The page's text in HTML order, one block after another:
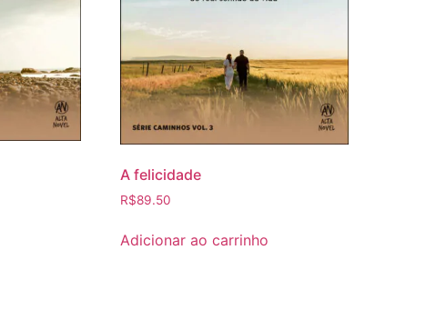
A felicidade
R$89.50
Adicionar ao carrinho